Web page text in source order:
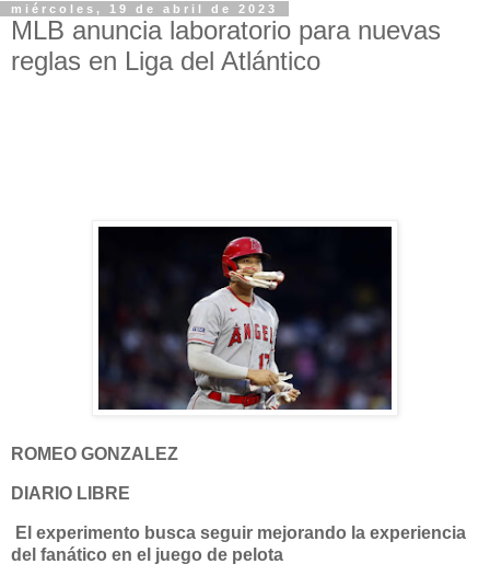
miércoles, 19 de abril de 2023
MLB anuncia laboratorio para nuevas
reglas en Liga del Atlántico
ROMEO GONZALEZ
DIARIO LIBRE
El experimento busca seguir mejorando la experiencia
del fanático en el juego de pelota